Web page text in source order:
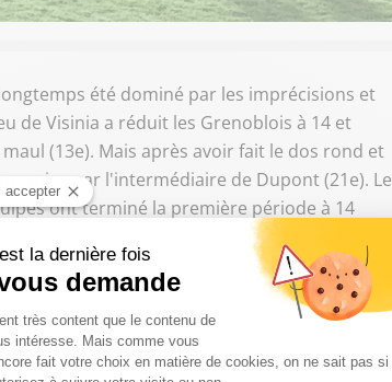
été dominé par les imprécisions et
de Visinia a réduit les Grenoblois à 14 et
(13e). Mais après avoir fait le dos rond et
par l'intermédiaire de Dupont (21e). Le
ont terminé la première période à 14
avant la pause, Pierre Bernard a donné
iséroise (nouveau carton jaune pour
essais de pénalité (56e), de Hamdaoui
(79e) est allé enlever le bonus offensif